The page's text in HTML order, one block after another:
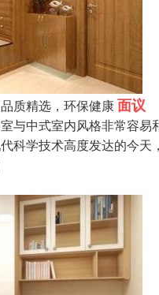
质精选，环保健康面议
与中式室内风格非常容
科学技术高度发达的今